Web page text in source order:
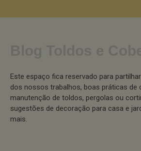
Este espaço fica reservado para
dos nossos trabalhos, boas práticas de
manutenção de toldos, pergolas ou
sugestões de decoração para casa e
mais.